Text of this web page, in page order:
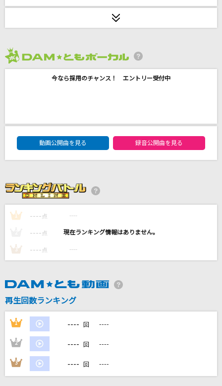
Jupiter
hololive IDOL PROJECT
「ひとりで生きられそう」って それってねえ、
褒めているの?
[生音]レイン
[生音]太陽のKomachi Angel
愛心
川崎鷹也
DAMの新曲・ランキングなど
カラオケ最新情報をチェック！
今なら採用のチャンス！ エントリー受付中
DAM★ともボーカルエントリーランキング
動画公開曲を見る
録音公開曲を見る
1 ---- 点 ----
---- 点 ----
3 ---- 点 ----
再生回数ランキング
1 ---- 回 ----
2 ---- 回 ----
3 ---- 回 ----